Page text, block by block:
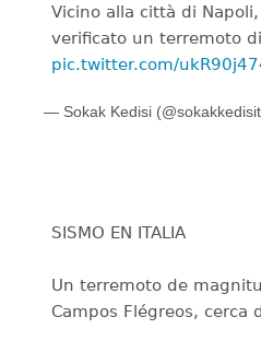
Vicino alla città di
verificato un terremoto
pic.twitter.com/
— Sokak Kedisi
SISMO EN ITALIA
Un terremoto de
Campos Flégreos, cerca